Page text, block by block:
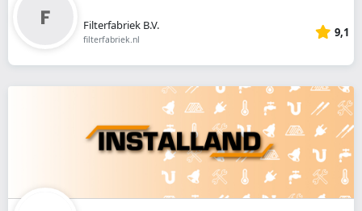
Filterfabriek B.V.
filterfabriek.nl 9,1